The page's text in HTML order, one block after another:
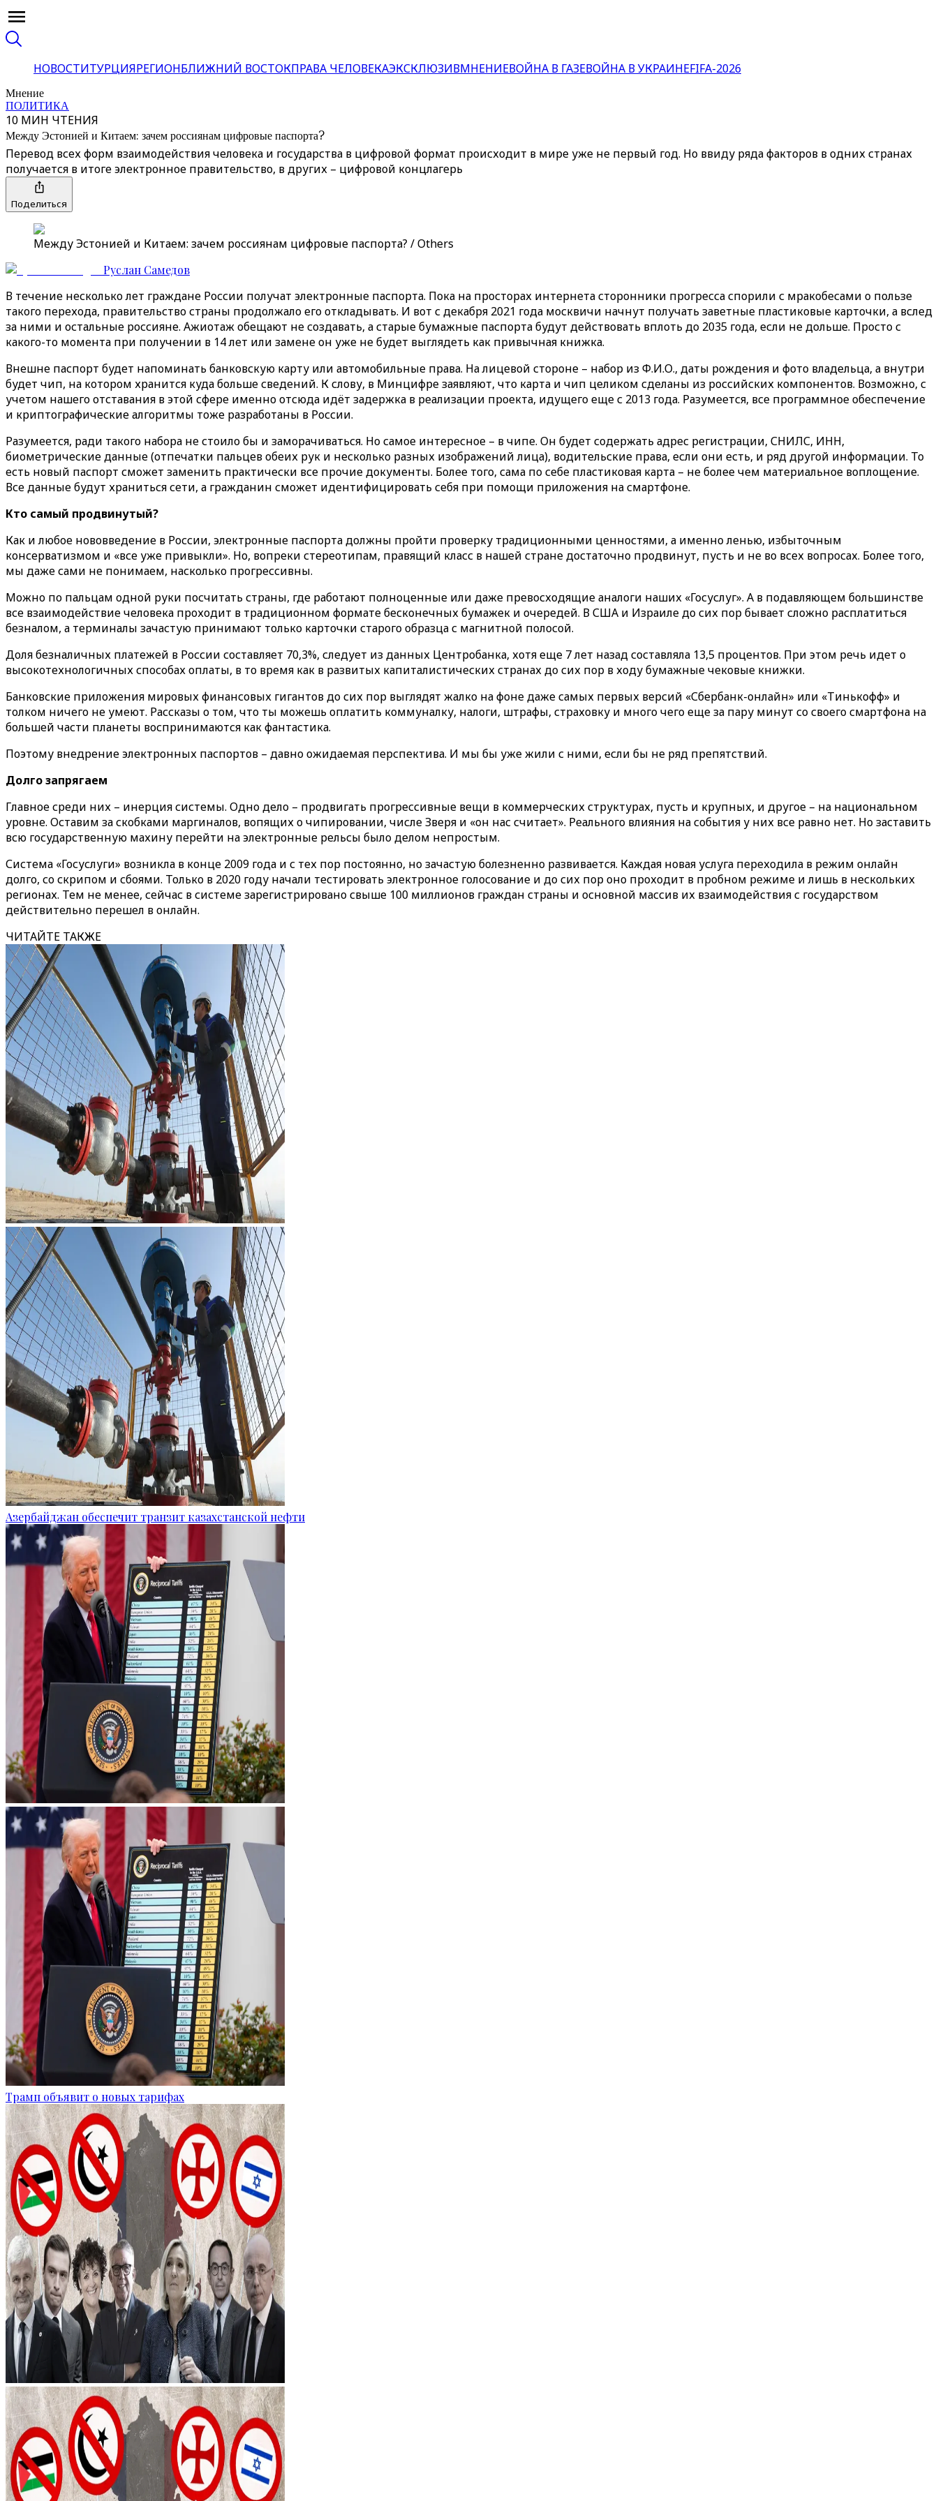
НОВОСТИТУРЦИЯРЕГИОНБЛИЖНИЙ ВОСТОКПРАВА ЧЕЛОВЕКАЭКСКЛЮЗИВМНЕНИЕВОЙНА В ГАЗЕВОЙНА В УКРАИНЕFIFA-2026
Мнение
ПОЛИТИКА
10 МИН ЧТЕНИЯ
Между Эстонией и Китаем: зачем россиянам цифровые паспорта?
Перевод всех форм взаимодействия человека и государства в цифровой формат происходит в мире уже не первый год. Но ввиду ряда факторов в одних странах
получается в итоге электронное правительство, в других – цифровой концлагерь
Поделиться
Между Эстонией и Китаем: зачем россиянам цифровые паспорта? / Others
Руслан Самедов
В течение несколько лет граждане России получат электронные паспорта. Пока на просторах интернета сторонники прогресса спорили с мракобесами о пользе
такого перехода, правительство страны продолжало его откладывать. И вот с декабря 2021 года москвичи начнут получать заветные пластиковые карточки, а вслед
за ними и остальные россияне. Ажиотаж обещают не создавать, а старые бумажные паспорта будут действовать вплоть до 2035 года, если не дольше. Просто с
какого-то момента при получении в 14 лет или замене он уже не будет выглядеть как привычная книжка.
Внешне паспорт будет напоминать банковскую карту или автомобильные права. На лицевой стороне – набор из Ф.И.О., даты рождения и фото владельца, а внутри
будет чип, на котором хранится куда больше сведений. К слову, в Минцифре заявляют, что карта и чип целиком сделаны из российских компонентов. Возможно, с
учетом нашего отставания в этой сфере именно отсюда идёт задержка в реализации проекта, идущего еще с 2013 года. Разумеется, все программное обеспечение
и криптографические алгоритмы тоже разработаны в России.
Разумеется, ради такого набора не стоило бы и заморачиваться. Но самое интересное – в чипе. Он будет содержать адрес регистрации, СНИЛС, ИНН,
биометрические данные (отпечатки пальцев обеих рук и несколько разных изображений лица), водительские права, если они есть, и ряд другой информации. То
есть новый паспорт сможет заменить практически все прочие документы. Более того, сама по себе пластиковая карта – не более чем материальное воплощение.
Все данные будут храниться сети, а гражданин сможет идентифицировать себя при помощи приложения на смартфоне.
Кто самый продвинутый?
Как и любое нововведение в России, электронные паспорта должны пройти проверку традиционными ценностями, а именно ленью, избыточным
консерватизмом и «все уже привыкли». Но, вопреки стереотипам, правящий класс в нашей стране достаточно продвинут, пусть и не во всех вопросах. Более того,
мы даже сами не понимаем, насколько прогрессивны.
Можно по пальцам одной руки посчитать страны, где работают полноценные или даже превосходящие аналоги наших «Госуслуг». А в подавляющем большинстве
все взаимодействие человека проходит в традиционном формате бесконечных бумажек и очередей. В США и Израиле до сих пор бывает сложно расплатиться
безналом, а терминалы зачастую принимают только карточки старого образца с магнитной полосой.
Доля безналичных платежей в России составляет 70,3%, следует из данных Центробанка, хотя еще 7 лет назад составляла 13,5 процентов. При этом речь идет о
высокотехнологичных способах оплаты, в то время как в развитых капиталистических странах до сих пор в ходу бумажные чековые книжки.
Банковские приложения мировых финансовых гигантов до сих пор выглядят жалко на фоне даже самых первых версий «Сбербанк-онлайн» или «Тинькофф» и
толком ничего не умеют. Рассказы о том, что ты можешь оплатить коммуналку, налоги, штрафы, страховку и много чего еще за пару минут со своего смартфона на
большей части планеты воспринимаются как фантастика.
Поэтому внедрение электронных паспортов – давно ожидаемая перспектива. И мы бы уже жили с ними, если бы не ряд препятствий.
Долго запрягаем
Главное среди них – инерция системы. Одно дело – продвигать прогрессивные вещи в коммерческих структурах, пусть и крупных, и другое – на национальном
уровне. Оставим за скобками маргиналов, вопящих о чипировании, числе Зверя и «он нас считает». Реального влияния на события у них все равно нет. Но заставить
всю государственную махину перейти на электронные рельсы было делом непростым.
Система «Госуслуги» возникла в конце 2009 года и с тех пор постоянно, но зачастую болезненно развивается. Каждая новая услуга переходила в режим онлайн
долго, со скрипом и сбоями. Только в 2020 году начали тестировать электронное голосование и до сих пор оно проходит в пробном режиме и лишь в нескольких
регионах. Тем не менее, сейчас в системе зарегистрировано свыше 100 миллионов граждан страны и основной массив их взаимодействия с государством
действительно перешел в онлайн.
ЧИТАЙТЕ ТАКЖЕ
Азербайджан обеспечит транзит казахстанской нефти
Трамп объявит о новых тарифах